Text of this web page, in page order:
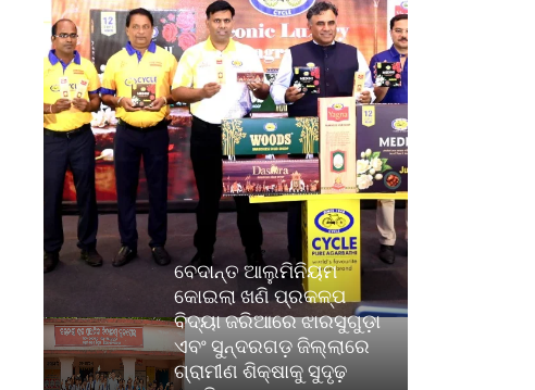
ବେଦାନ୍ତ ଆଲୁମିନିୟମ
କୋଇଲା ଖଣି ପ୍ରକଳ୍ପ
ବିଦ୍ୟା ଜରିଆରେ ଝାରସୁଗୁଡ଼ା
ଏବଂ ସୁନ୍ଦରଗଡ଼ ଜିଲ୍ଲାରେ
ଗ୍ରାମୀଣ ଶିକ୍ଷାକୁ ସୁଦୃଢ଼